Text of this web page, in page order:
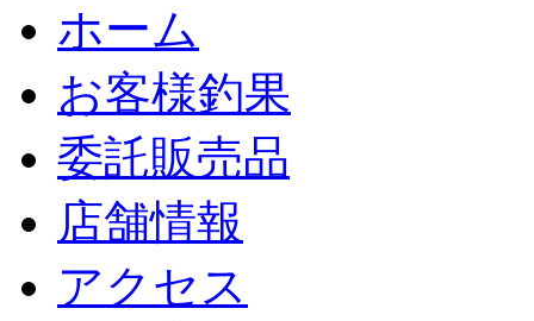
ホーム
お客様釣果
委託販売品
店舗情報
アクセス